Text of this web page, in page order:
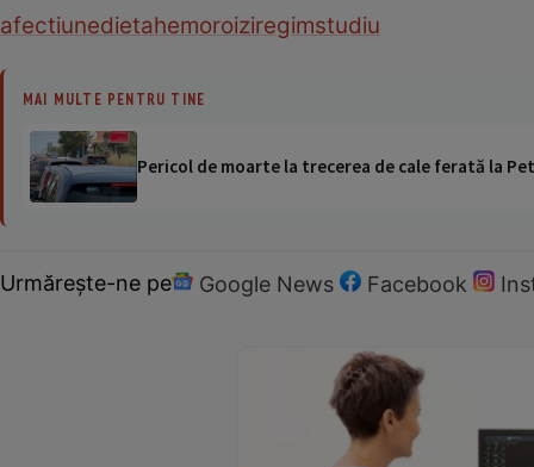
afectiunedietahemoroiziregimstudiu
MAI MULTE PENTRU TINE
Pericol de moarte la trecerea de cale ferată la
Urmărește-ne pe Google News Facebook